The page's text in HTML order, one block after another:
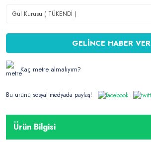
GELİNCE HABER VER
Kaç metre almalıyım?
Bu ürünü sosyal medyada paylaş!
Ürün Bilgisi